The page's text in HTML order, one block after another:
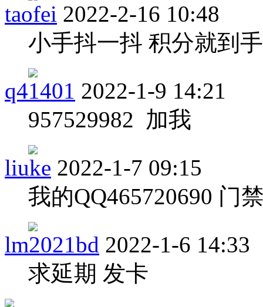
taofei 2022-2-16 10:48
小手抖一抖 积分就到手
q41401 2022-1-9 14:21
957529982 加我
liuke 2022-1-7 09:15
我的QQ465720690 门
lm2021bd 2022-1-6 14:33
求延期 发卡